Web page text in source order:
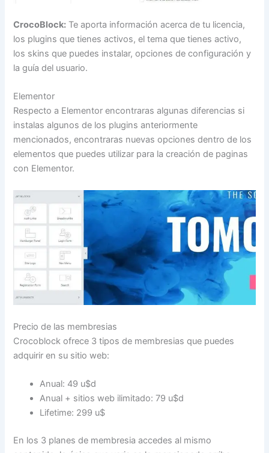
CrocoBlock: Te aporta información acerca de tu licencia,
los plugins que tienes activos, el tema que tienes activo,
los skins que puedes instalar, opciones de configuración y
la guía del usuario.
Elementor
Respecto a Elementor encontraras algunas diferencias si
instalas algunos de los plugins anteriormente
mencionados, encontraras nuevas opciones dentro de los
elementos que puedes utilizar para la creación de paginas
con Elementor.
Precio de las membresias
Crocoblock ofrece 3 tipos de membresias que puedes
adquirir en su sitio web:
Anual: 49 u$d
Anual + sitios web ilimitado: 79 u$d
Lifetime: 299 u$
En los 3 planes de membresia accedes al mismo